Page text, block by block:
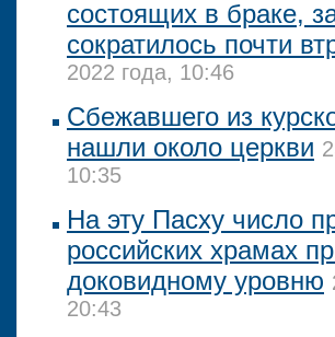
состоящих в браке,
сократилось почти
2022 года, 10:46
Сбежавшего из
нашли около церкви
10:35
На эту Пасху число
российских храмах
доковидному уровню
20:43